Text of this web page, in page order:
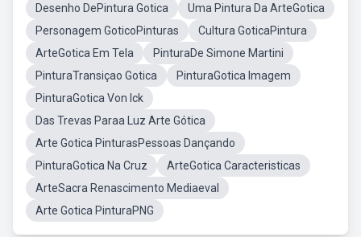
Desenho DePintura Gotica
Uma Pintura Da ArteGotica
Personagem GoticoPinturas
Cultura GoticaPintura
ArteGotica Em Tela
PinturaDe Simone Martini
PinturaTransiçao Gotica
PinturaGotica Imagem
PinturaGotica Von Ick
Das Trevas Paraa Luz Arte Gótica
Arte Gotica PinturasPessoas Dançando
PinturaGotica Na Cruz
ArteGotica Caracteristicas
ArteSacra Renascimento Mediaeval
Arte Gotica PinturaPNG